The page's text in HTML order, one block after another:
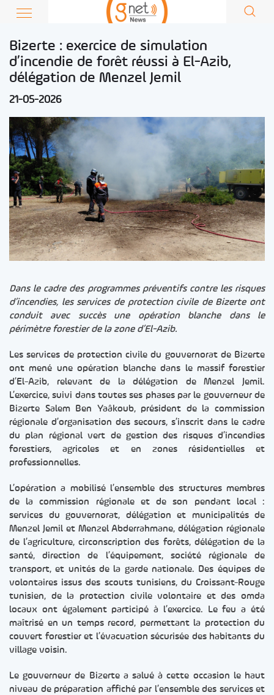
Bizerte : exercice de simulation
d’incendie de forêt réussi à El-Azib,
délégation de Menzel Jemil
21-05-2026
Dans le cadre des programmes préventifs contre les risques
d’incendies, les services de protection civile de Bizerte ont
conduit avec succès une opération blanche dans le
périmètre forestier de la zone d’El-Azib.
Les services de protection civile du gouvernorat de Bizerte
ont mené une opération blanche dans le massif forestier
d’El-Azib, relevant de la délégation de Menzel Jemil.
L’exercice, suivi dans toutes ses phases par le gouverneur de
Bizerte Salem Ben Yaâkoub, président de la commission
régionale d’organisation des secours, s’inscrit dans le cadre
du plan régional vert de gestion des risques d’incendies
forestiers, agricoles et en zones résidentielles et
professionnelles.
L’opération a mobilisé l’ensemble des structures membres
de la commission régionale et de son pendant local :
services du gouvernorat, délégation et municipalités de
Menzel Jemil et Menzel Abderrahmane, délégation régionale
de l’agriculture, circonscription des forêts, délégation de la
santé, direction de l’équipement, société régionale de
transport, et unités de la garde nationale. Des équipes de
volontaires issus des scouts tunisiens, du Croissant-Rouge
tunisien, de la protection civile volontaire et des omda
locaux ont également participé à l’exercice. Le feu a été
maîtrisé en un temps record, permettant la protection du
couvert forestier et l’évacuation sécurisée des habitants du
village voisin.
Le gouverneur de Bizerte a salué à cette occasion le haut
niveau de préparation affiché par l’ensemble des services et